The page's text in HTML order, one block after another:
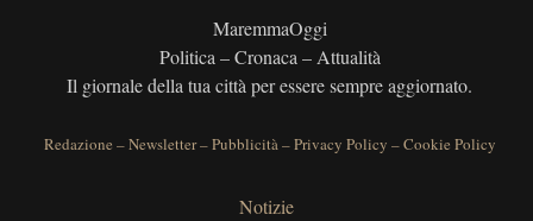
MaremmaOggi
Politica – Cronaca – Attualità
Il giornale della tua città per essere sempre aggiornato.
Redazione –Newsletter–Pubblicità–Privacy Policy –Cookie Policy
Notizie